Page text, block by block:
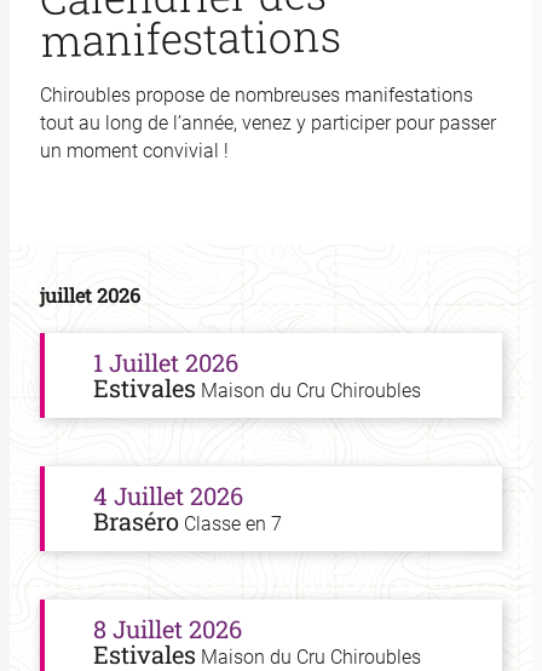
manifestations
Chiroubles propose de nombreuses manifestations
tout au long de l’année, venez y participer pour passer
un moment convivial !
juillet 2026
1 Juillet 2026
Estivales Maison du Cru Chiroubles
4 Juillet 2026
Braséro Classe en 7
8 Juillet 2026
Estivales Maison du Cru Chiroubles